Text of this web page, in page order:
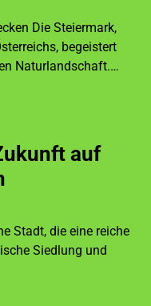
Die Steiermark,
begeistert
Naturlandschaft.…
auf
Stadt, die eine reiche
Siedlung und